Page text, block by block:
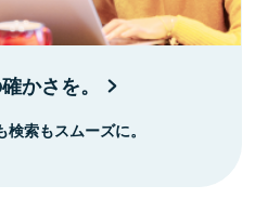
かさを。
索もスムーズに。